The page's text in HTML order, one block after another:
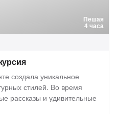
Пешая
4 часа
создала уникальное
стилей. Во время
рассказы и удивительные